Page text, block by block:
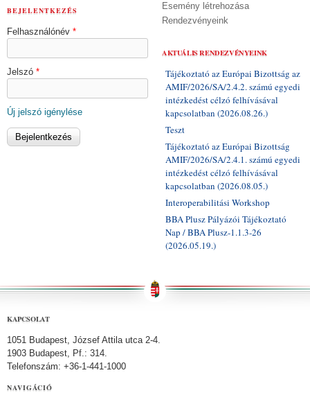
BEJELENTKEZÉS
Felhasználónév *
Jelszó *
Új jelszó igénylése
Esemény létrehozása
Rendezvényeink
AKTUÁLIS RENDEZVÉNYEINK
Tájékoztató az Európai Bizottság az
AMIF/2026/SA/2.4.2. számú egyedi
intézkedést célzó felhívásával
kapcsolatban (2026.08.26.)
Teszt
Tájékoztató az Európai Bizottság
AMIF/2026/SA/2.4.1. számú egyedi
intézkedést célzó felhívásával
kapcsolatban (2026.08.05.)
Interoperabilitási Workshop
BBA Plusz Pályázói Tájékoztató
Nap / BBA Plusz-1.1.3-26
(2026.05.19.)
KAPCSOLAT
1051 Budapest, József Attila utca 2-4.
1903 Budapest, Pf.: 314.
Telefonszám: +36-1-441-1000
NAVIGÁCIÓ